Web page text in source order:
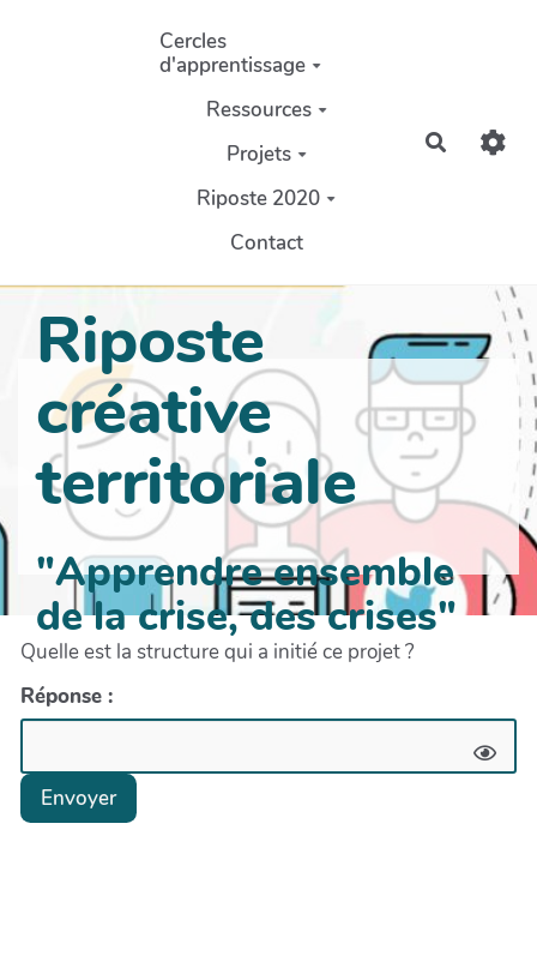
Aller au contenu principal
Cercles
d'apprentissage
Ressources
Projets
Riposte 2020
Contact
Riposte
créative
territoriale
"Apprendre ensemble
de la crise, des crises"
Quelle est la structure qui a initié ce projet ?
Réponse :
Envoyer